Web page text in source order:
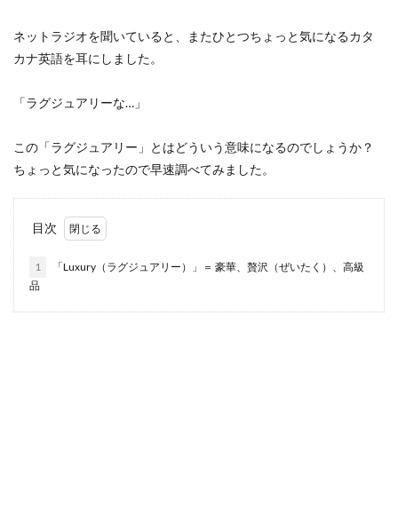
ネットラジオを聞いていると、またひとつちょっと気になるカタ
カナ英語を耳にしました。
「ラグジュアリーな…」
この「ラグジュアリー」とはどういう意味になるのでしょうか？
ちょっと気になったので早速調べてみました。
目次
1
「Luxury（ラグジュアリー）」＝ 豪華、贅沢（ぜいたく）、高級
品